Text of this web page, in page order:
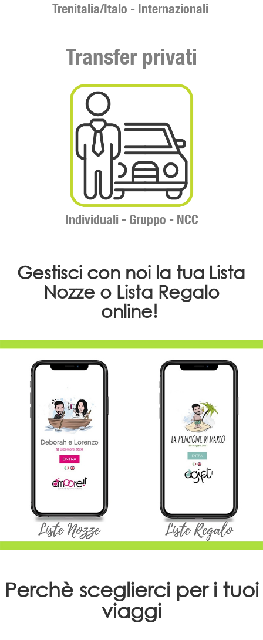
Trenitalia/Italo - Internazionali
Transfer privati
Individuali - Gruppo - NCC
Gestisci con noi la tua Lista
Nozze o Lista Regalo
online!
Perchè sceglierci per i tuoi
viaggi